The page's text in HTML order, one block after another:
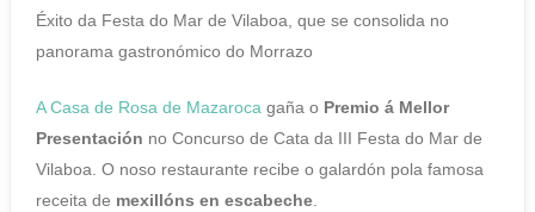
Éxito da Festa do Mar de Vilaboa, que se consolida no
panorama gastronómico do Morrazo
A Casa de Rosa de Mazaroca gaña o Premio á Mellor
Presentación no Concurso de Cata da III Festa do Mar de
Vilaboa. O noso restaurante recibe o galardón pola famosa
receita de mexillóns en escabeche